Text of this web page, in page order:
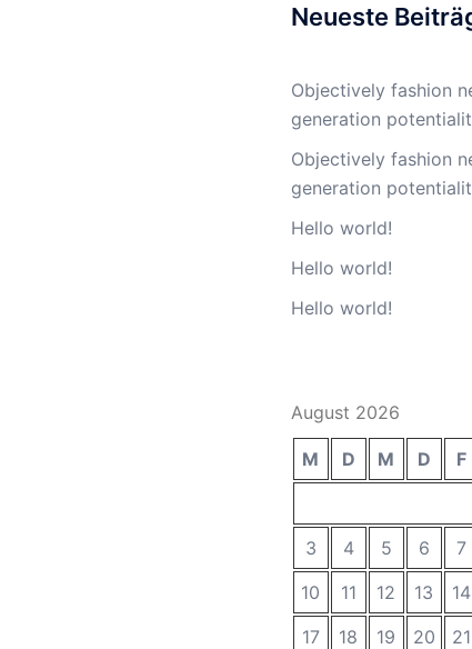
Neueste
Objectively fashion
generation
Objectively fashion
generation
Hello world!
Hello world!
Hello world!
August 2026
M D M D F
3
4 5 6 7
10
11 12 13 14
17
18 19 20 21